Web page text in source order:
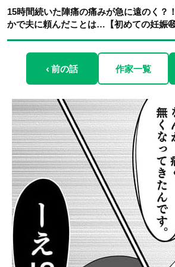
15時間続いた陣痛の痛みが急に遠のく？
かで夫に頼んだことは…【初めての妊娠
‹ 前の話 作家一覧